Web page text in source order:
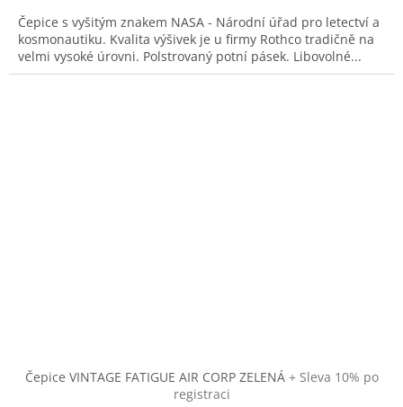
Čepice s vyšitým znakem NASA - Národní úřad pro letectví a
kosmonautiku. Kvalita výšivek je u firmy Rothco tradičně na
velmi vysoké úrovni. Polstrovaný potní pásek. Libovolné...
Čepice VINTAGE FATIGUE AIR CORP ZELENÁ + Sleva 10% po
registraci